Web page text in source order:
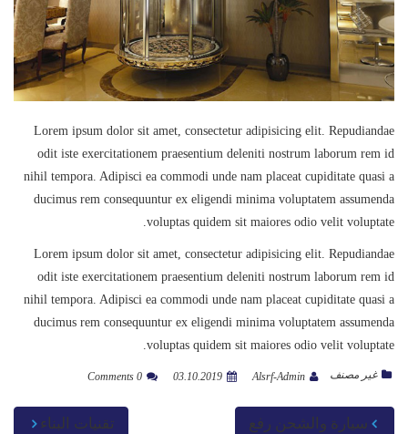
Lorem ipsum dolor sit amet, consectetur adipisicing elit. Repudiandae
odit iste exercitationem praesentium deleniti nostrum laborum rem id
nihil tempora. Adipisci ea commodi unde nam placeat cupiditate quasi a
ducimus rem consequuntur ex eligendi minima voluptatem assumenda
voluptas quidem sit maiores odio velit voluptate.
Lorem ipsum dolor sit amet, consectetur adipisicing elit. Repudiandae
odit iste exercitationem praesentium deleniti nostrum laborum rem id
nihil tempora. Adipisci ea commodi unde nam placeat cupiditate quasi a
ducimus rem consequuntur ex eligendi minima voluptatem assumenda
voluptas quidem sit maiores odio velit voluptate.
Alsrf-Admin
03.10.2019 غير مصنف 0 Comments
سيارة والشحن رفع تقنيات البناء